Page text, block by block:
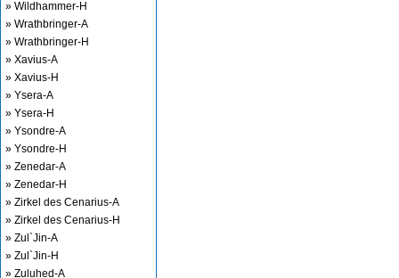
» Wildhammer-H
» Wrathbringer-A
» Wrathbringer-H
» Xavius-A
» Xavius-H
» Ysera-A
» Ysera-H
» Ysondre-A
» Ysondre-H
» Zenedar-A
» Zenedar-H
» Zirkel des Cenarius-A
» Zirkel des Cenarius-H
» Zul`Jin-A
» Zul`Jin-H
» Zuluhed-A